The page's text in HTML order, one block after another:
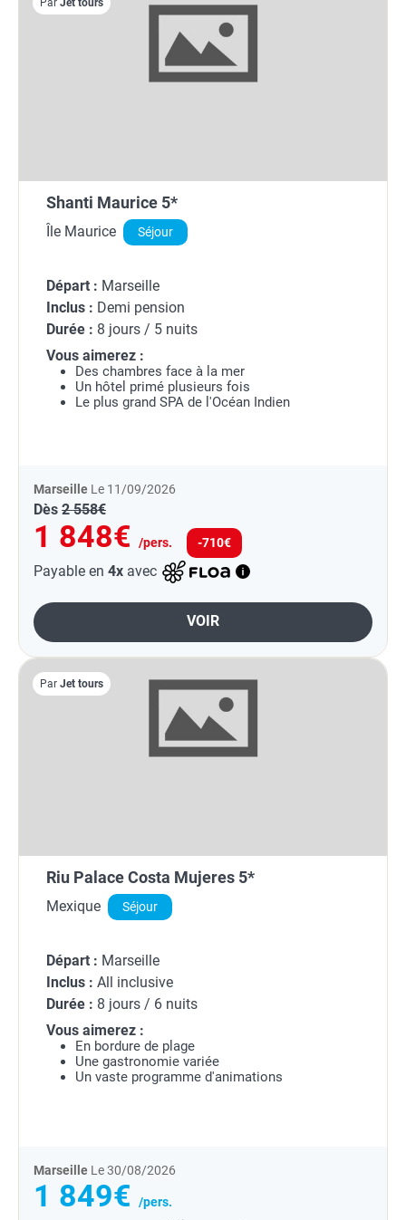
Shanti Maurice 5*
Île Maurice Séjour
Départ : Marseille
Inclus : Demi pension
Durée : 8 jours / 5 nuits
Vous aimerez :
Des chambres face à la mer
Un hôtel primé plusieurs fois
Le plus grand SPA de l'Océan Indien
Marseille Le 11/09/2026
Dès 2 558€
1 848€ /pers. -710€
Payable en 4x avec
VOIR
Par Jet tours
Riu Palace Costa Mujeres 5*
Mexique Séjour
Départ : Marseille
Inclus : All inclusive
Durée : 8 jours / 6 nuits
Vous aimerez :
En bordure de plage
Une gastronomie variée
Un vaste programme d'animations
Marseille Le 30/08/2026
1 849€ /pers.